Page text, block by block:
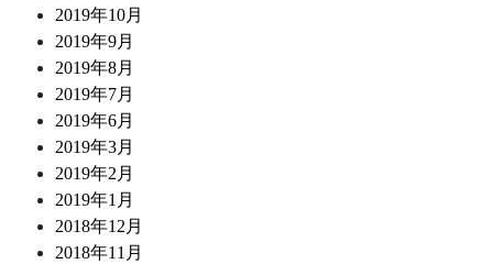
2019年10月
2019年9月
2019年8月
2019年7月
2019年6月
2019年3月
2019年2月
2019年1月
2018年12月
2018年11月